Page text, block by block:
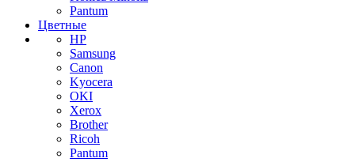
Pantum
Цветные
HP
Samsung
Canon
Kyocera
OKI
Xerox
Brother
Ricoh
Pantum